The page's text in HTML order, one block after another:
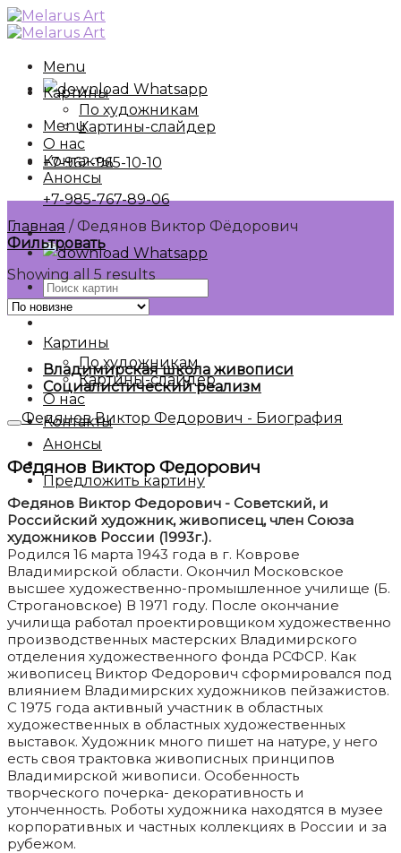
Skip
to
Menu
Whatsapp
Menu
+7-962-965-10-10
+7-985-767-89-06
Whatsapp
Искать:
Картины
По художникам
Картины-слайдер
О нас
Контакты
Анонсы
Предложить картину
Картины
По художникам
Картины-слайдер
О нас
Контакты
Анонсы
Главная /Федянов Виктор Фёдорович
Фильтровать
Showing all 5 results
Владимирская школа живописи
Социалистический реализм
Федянов Виктор Федорович - Биография
Федянов Виктор Федорович
Федянов Виктор Федорович - Советский, и
Российский художник, живописец, член Союза
художников России (1993г.).
Родился 16 марта 1943 года в г. Коврове
Владимирской области. Окончил Московское
высшее художественно-промышленное училище (Б.
Строгановское) В 1971 году. После окончание
училища работал проектировщиком художественно
производственных мастерских Владимирского
отделения художественного фонда РСФСР. Как
живописец Виктор Федорович сформировался под
влиянием Владимирских художников пейзажистов.
С 1975 года активный участник в областных
художественных в областных художественных
выставок. Художник много пишет на натуре, у него
есть своя трактовка живописных принципов
Владимирской живописи. Особенность
творческого почерка- декоративность и
утонченность. Роботы художника находятся в музее
корпоративных и частных коллекциях в России и за
рубежом.